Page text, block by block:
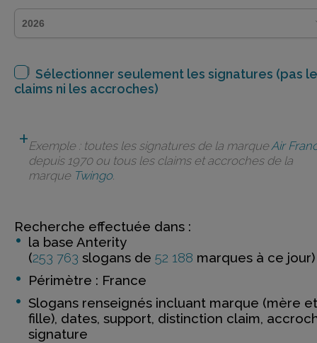
Sélectionner seulement les signatures (pas
claims ni les accroches)
Exemple : toutes les signatures de la marqueAir
depuis 1970 ou tous les claims et accroches de la
marque Twingo.
Recherche effectuée dans :
la base Anterity
(253 763 slogans de 52 188 marques à ce jour)
Périmètre : France
Slogans renseignés incluant marque (mère et
fille), dates, support, distinction claim,
signature